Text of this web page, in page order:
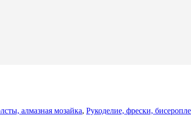
алмазная мозайка, Рукоделие, фрески,